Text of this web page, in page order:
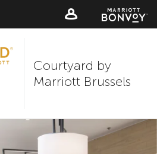
Courtyard by
Marriott Brussels